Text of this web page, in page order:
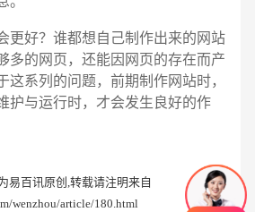
好？谁都想自己制作出来的网站
多的网页，还能因网页的存在而产
这系列的问题，前期制作网站时，
护与运行时，才会发生良好的作
易百讯原创,转载请注明来自
wenzhou/article/180.html